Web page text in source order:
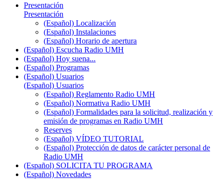
Presentación
Presentación
(Español) Localización
(Español) Instalaciones
(Español) Horario de apertura
(Español) Escucha Radio UMH
(Español) Hoy suena...
(Español) Programas
(Español) Usuarios
(Español) Usuarios
(Español) Reglamento Radio UMH
(Español) Normativa Radio UMH
(Español) Formalidades para la solicitud, realización y
emisión de programas en Radio UMH
Reserves
(Español) VÍDEO TUTORIAL
(Español) Protección de datos de carácter personal de
Radio UMH
(Español) SOLICITA TU PROGRAMA
(Español) Novedades